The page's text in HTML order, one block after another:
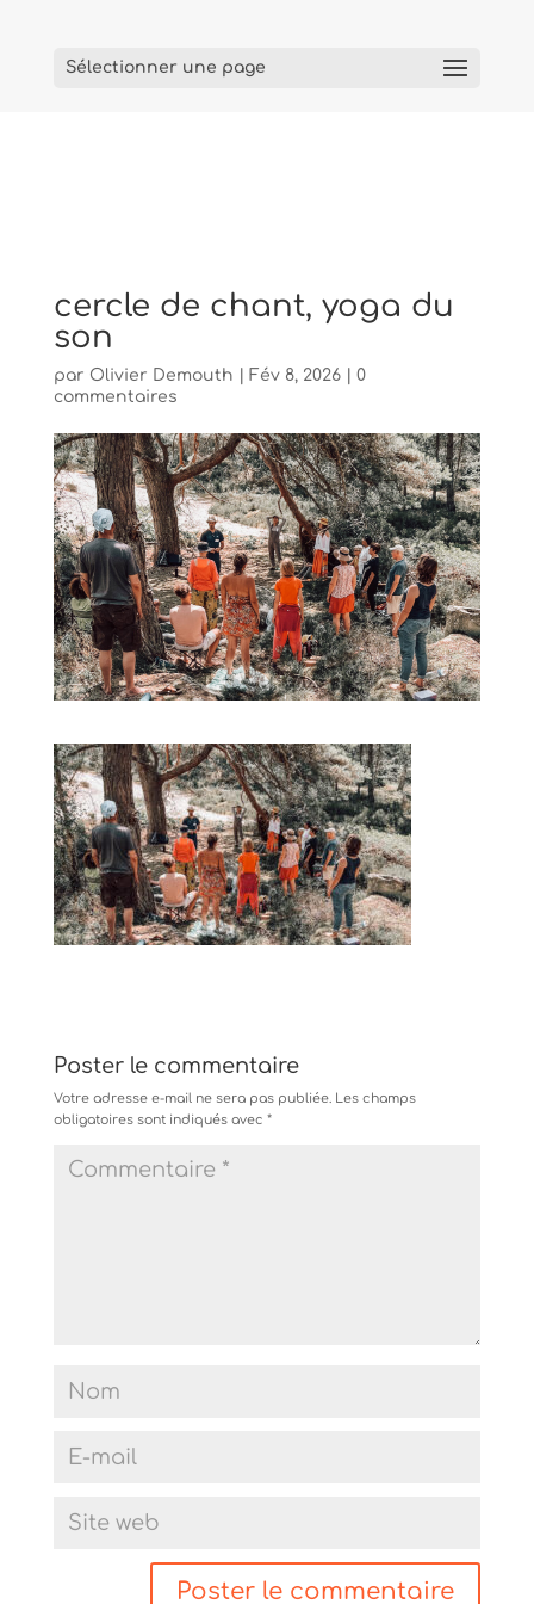
Sélectionner une page
cercle de chant, yoga du
son
par Olivier Demouth Fév 8, 2026| 0
commentaires
Poster le commentaire
Votre adresse e-mail ne sera pas publiée. Les champs
obligatoires sont indiqués avec *